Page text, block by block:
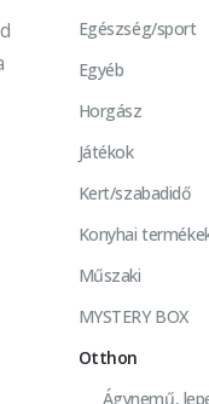
Egészség/sport
Egyéb
Horgász
Játékok
Kert/szabadidő
Konyhai
Műszaki
MYSTERY BOX
Otthon
Ágynemű,